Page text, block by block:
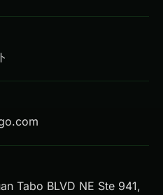
Tabo BLVD NE Ste 941,